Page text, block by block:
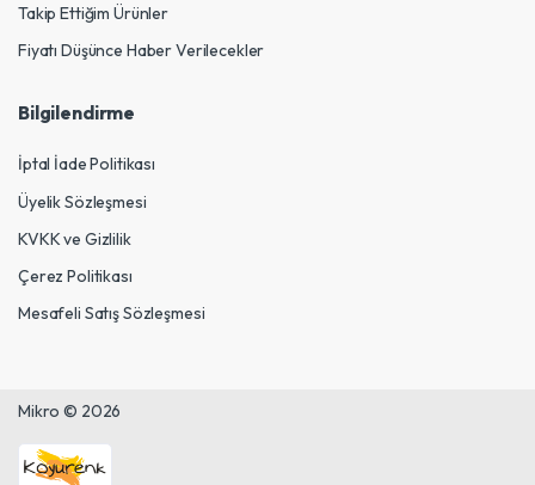
Takip Ettiğim Ürünler
Fiyatı Düşünce Haber Verilecekler
Bilgilendirme
İptal İade Politikası
Üyelik Sözleşmesi
KVKK ve Gizlilik
Çerez Politikası
Mesafeli Satış Sözleşmesi
Mikro © 2026